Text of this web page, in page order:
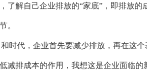
了解自己企业排放的“家底”，即排放的
。
时代，企业首先要减少排放，再在这
减排成本的作用，我想这是企业面临的